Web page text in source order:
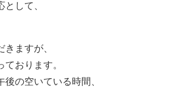
して、
きますが、
おります。
後の空いている時間、